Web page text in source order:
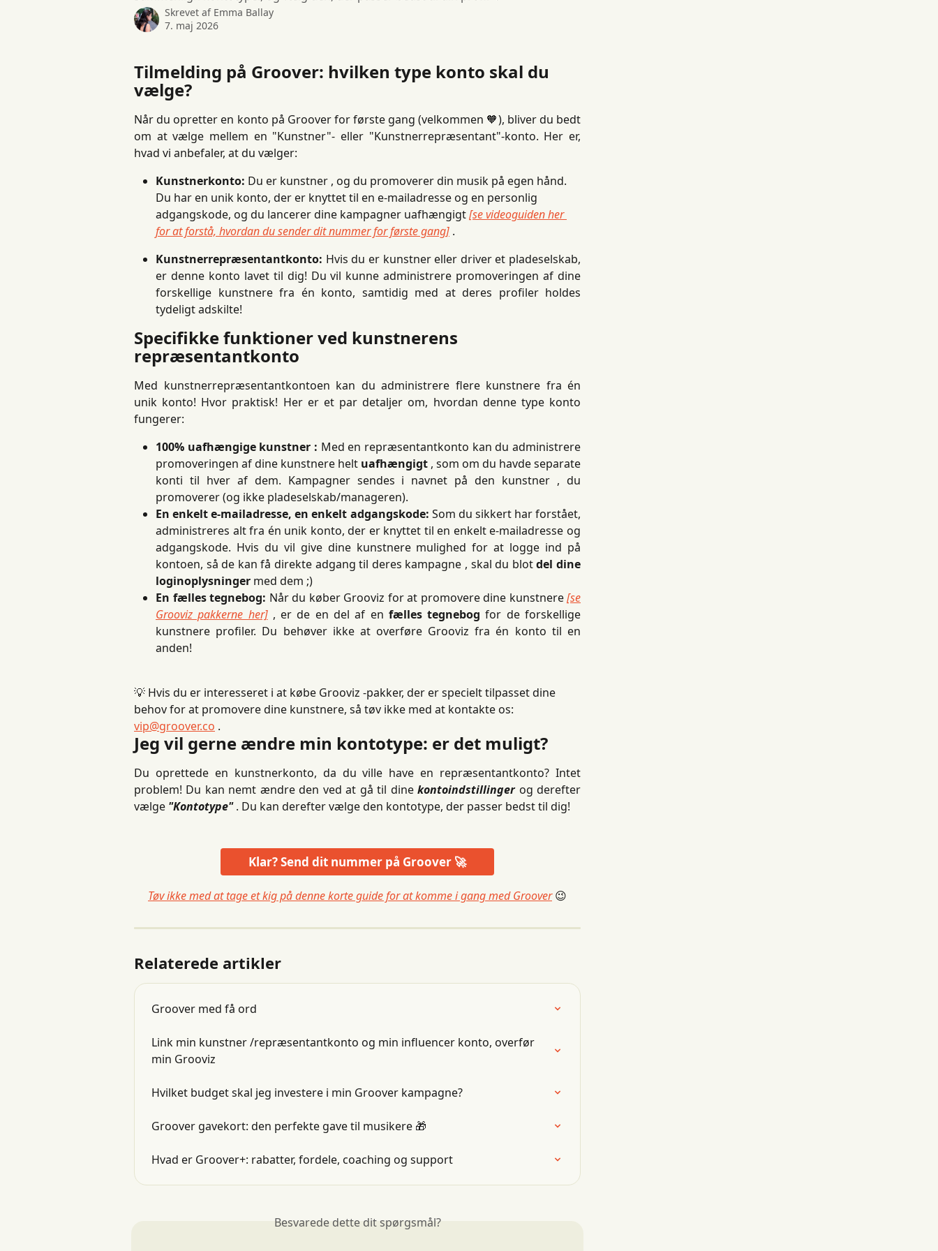
Skrevet af Emma Ballay
7. maj 2026
Tilmelding på Groover: hvilken type konto skal du
vælge?
Når du opretter en konto på Groover for første gang (velkommen 🧡), bliver du bedt
om at vælge mellem en "Kunstner"- eller "Kunstnerrepræsentant"-konto. Her er,
hvad vi anbefaler, at du vælger:
Kunstnerkonto: Du er kunstner , og du promoverer din musik på egen hånd.
Du har en unik konto, der er knyttet til en e-mailadresse og en personlig
adgangskode, og du lancerer dine kampagner uafhængigt [se videoguiden her
for at forstå, hvordan du sender dit nummer for første gang] .
Kunstnerrepræsentantkonto: Hvis du er kunstner eller driver et pladeselskab,
er denne konto lavet til dig! Du vil kunne administrere promoveringen af ​​dine
forskellige kunstnere fra én konto, samtidig med at deres profiler holdes
tydeligt adskilte!
Specifikke funktioner ved kunstnerens
repræsentantkonto
Med kunstnerrepræsentantkontoen kan du administrere flere kunstnere fra én
unik konto! Hvor praktisk! Her er et par detaljer om, hvordan denne type konto
fungerer:
100% uafhængige kunstner : Med en repræsentantkonto kan du administrere
promoveringen af ​​dine kunstnere helt uafhængigt , som om du havde separate
konti til hver af dem. Kampagner sendes i navnet på den kunstner , du
promoverer (og ikke pladeselskab/manageren).
En enkelt e-mailadresse, en enkelt adgangskode: Som du sikkert har forstået,
administreres alt fra én unik konto, der er knyttet til en enkelt e-mailadresse og
adgangskode. Hvis du vil give dine kunstnere mulighed for at logge ind på
kontoen, så de kan få direkte adgang til deres kampagne , skal du blotdel dine
loginoplysninger med dem ;)
En fælles tegnebog: Når du køber Grooviz for at promovere dine kunstnere[se
Grooviz pakkerne her], er de en del af en fælles tegnebog for de forskellige
kunstnere profiler. Du behøver ikke at overføre Grooviz fra én konto til en
anden!
💡 Hvis du er interesseret i at købe Grooviz -pakker, der er specielt tilpasset dine
behov for at promovere dine kunstnere, så tøv ikke med at kontakte os:
vip@groover.co .
Jeg vil gerne ændre min kontotype: er det muligt?
Du oprettede en kunstnerkonto, da du ville have en repræsentantkonto? Intet
problem! Du kan nemt ændre den ved at gå til dinekontoindstillingerog derefter
vælge "Kontotype". Du kan derefter vælge den kontotype, der passer bedst til dig!
Klar? Send dit nummer på Groover 🚀
Tøv ikke med at tage et kig på denne korte guide for at komme i gang med Groover 😉
Relaterede artikler
Groover med få ord
Link min kunstner /repræsentantkonto og min influencer konto, overfør
min Grooviz
Hvilket budget skal jeg investere i min Groover kampagne?
Groover gavekort: den perfekte gave til musikere 🎁
Hvad er Groover+: rabatter, fordele, coaching og support
Besvarede dette dit spørgsmål?